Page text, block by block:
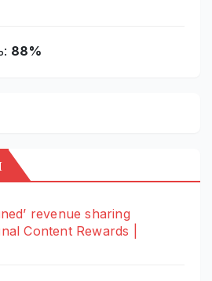
88%
revenue sharing
Content Rewards |